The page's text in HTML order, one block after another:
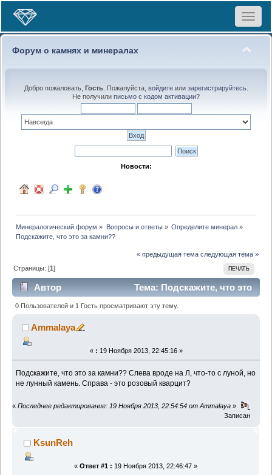
Toggle
Форум о камнях и минералах
Добро пожаловать, Гость. Пожалуйста, войдитеили зарегистрируйтесь.
Не получили письмо с кодом активации?
Новости:
Минералогический форум » Вопросы и ответы» Определите минерал»
Подскажите, что это за камни??
« предыдущая тема следующая тема »
ПЕЧАТЬ
Страницы: [1]
Автор
Тема: Подскажите, что это
за камни?? (Прочитано 1032 раз)
0 Пользователей и 1 Гость просматривают эту тему.
Ammalaya
« : 19 Ноября 2013, 22:45:16 »
Подскажите, что это за камни?? Слева вроде на Л, что-то с луной, но
не лунный камень. Справа - это розовый кварцит?
« Последнее редактирование: 19 Ноября 2013, 22:54:54 от Ammalaya »
Записан
KsunReh
« Ответ #1 : 19 Ноября 2013, 22:46:47 »